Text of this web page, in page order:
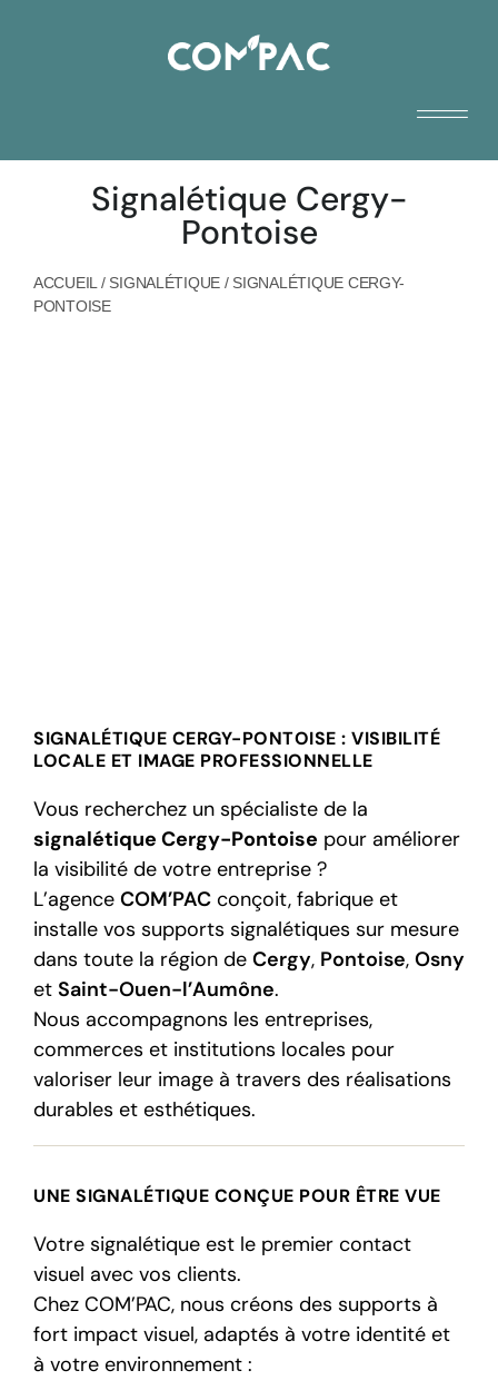
Signalétique Cergy-
Pontoise
ACCUEIL/ SIGNALÉTIQUE / SIGNALÉTIQUE CERGY-
PONTOISE
SIGNALÉTIQUE CERGY-PONTOISE : VISIBILITÉ
LOCALE ET IMAGE PROFESSIONNELLE
Vous recherchez un spécialiste de la
signalétique Cergy-Pontoise pour améliorer
la visibilité de votre entreprise ?
L’agence COM’PAC conçoit, fabrique et
installe vos supports signalétiques sur mesure
dans toute la région de Cergy, Pontoise, Osny
et Saint-Ouen-l’Aumône.
Nous accompagnons les entreprises,
commerces et institutions locales pour
valoriser leur image à travers des réalisations
durables et esthétiques.
UNE SIGNALÉTIQUE CONÇUE POUR ÊTRE VUE
Votre signalétique est le premier contact
visuel avec vos clients.
Chez COM’PAC, nous créons des supports à
fort impact visuel, adaptés à votre identité et
à votre environnement :